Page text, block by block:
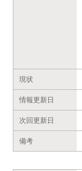
現状
情報更新日
次回更新日
備考